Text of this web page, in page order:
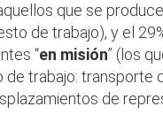
que se
de trabajo), y el
“en misión” (los
de trabajo: transporte
de